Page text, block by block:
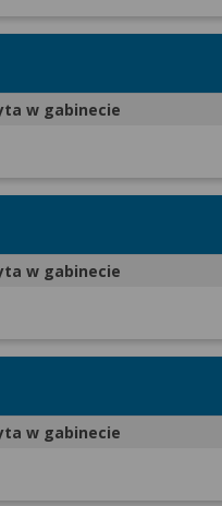
dla seniorów pozwala
ruchowej, aby
złamaniach, wypadkach
(50 min.) - pierwsza
samodzielnego wykonania
(25 min.)
terapia manualna - 10 wizyt
terapia manualna - 5 wizyt
w gabinecie
w gabinecie
w gabinecie